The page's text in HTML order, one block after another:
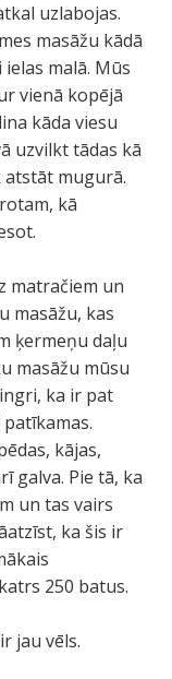
uzlabojas.
masāžu kādā
malā. Mūs
vienā kopējā
kāda viesu
uzvilkt tādas kā
atstāt mugurā.
kā
matračiem un
masāžu, kas
ķermeņu daļu
masāžu mūsu
ka ir pat
kājas,
galva. Pie tā, ka
un tas vairs
ka šis ir
250 batus.
jau vēls.